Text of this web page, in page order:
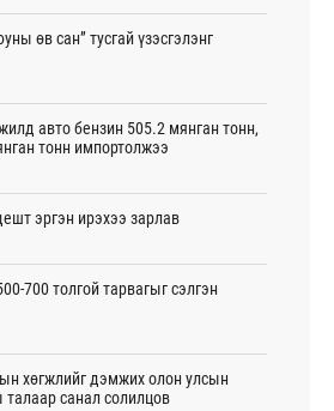
өв сан” тусгай үзэсгэлэнг
авто бензин 505.2 мянган тонн,
тонн импортолжээ
эргэн ирэхээ зарлав
700 толгой тарвагыг сэлгэн
хөгжлийг дэмжих олон улсын
санал солилцов